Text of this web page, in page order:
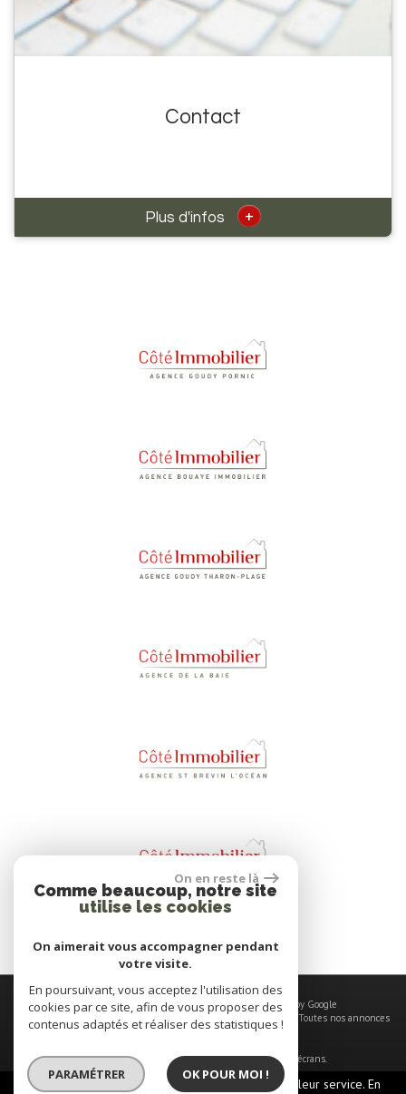
Contact
Plus d'infos +
© 2026 | Tous droits réservés | Traduction powered by Google
- Mentions légales - Nos honoraires - Toutes nos annonces
un seul site adaptable à tous les types d'écrans.
On en reste là
Comme beaucoup, notre site
utilise les cookies
On aimerait vous accompagner pendant
votre visite.
En poursuivant, vous acceptez l'utilisation des
cookies par ce site, afin de vous proposer des
contenus adaptés et réaliser des statistiques !
PARAMÉTRER OK POUR MOI !
Ce site utilise des cookies pour vous offrir le meilleur service. En